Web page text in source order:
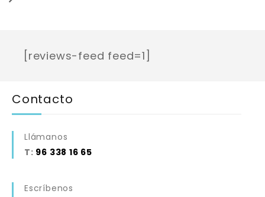
[reviews-feed feed=1]
Contacto
Llámanos
T: 96 338 16 65
Escríbenos